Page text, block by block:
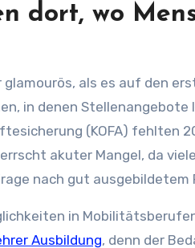
dort, wo
als es auf den
in denen
(KOFA) fehlten
akuter Mangel, da
nach gut
in
Ausbildung, denn der